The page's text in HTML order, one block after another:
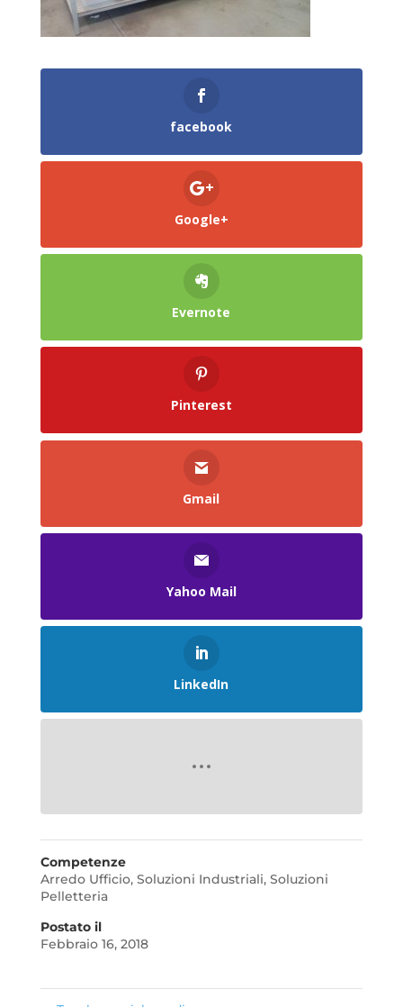
facebook
Google+
Evernote
Pinterest
Gmail
Yahoo Mail
LinkedIn
Competenze
Arredo Ufficio, Soluzioni Industriali, Soluzioni
Pelletteria
Postato il
Febbraio 16, 2018